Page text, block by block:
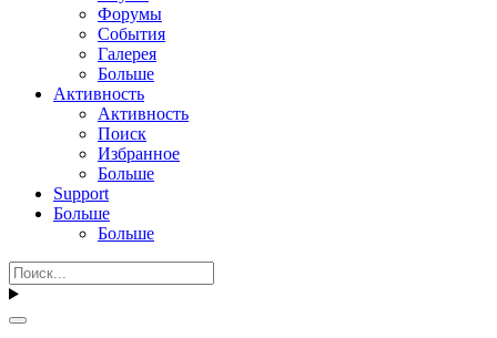
Форумы
События
Галерея
Больше
Активность
Активность
Поиск
Избранное
Больше
Support
Больше
Больше